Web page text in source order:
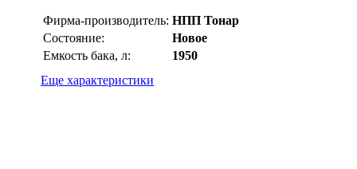
Фирма-производитель: НПП Тонар
Состояние:
Новое
Емкость бака, л:
1950
Еще характеристики